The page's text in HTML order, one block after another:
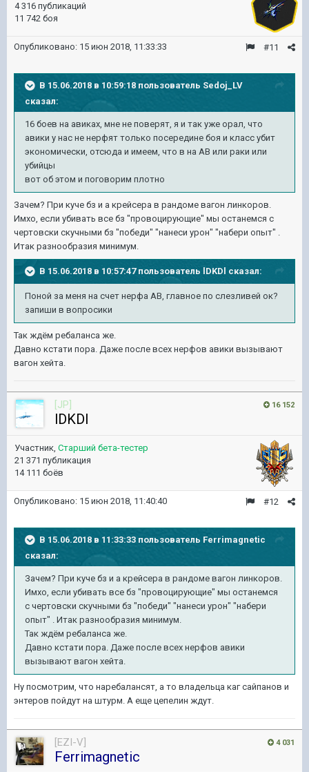
4 316 публикаций
11 742 боя
#11
Опубликовано: 15 июн 2018, 11:33:33
В 15.06.2018 в 10:59:18 пользователь Sedoj_LV
сказал:
16 боев на авиках, мне не поверят, я и так уже орал, что
авики у нас не нерфят только посередине боя и класс убит
экономически, отсюда и имеем, что в на АВ или раки или
убийцы
вот об этом и поговорим плотно
Зачем? При куче бз и а крейсера в рандоме вагон линкоров.
Имхо, если убивать все бз "провоцирующие" мы останемся с
чертовски скучными бз "победи" "нанеси урон" "набери опыт" .
Итак разнообразия минимум.
В 15.06.2018 в 10:57:47 пользователь lDKDl сказал:
Поной за меня на счет нерфа АВ, главное по слезливей ок?
запиши в вопросики
Так ждём ребаланса же.
Давно кстати пора. Даже после всех нерфов авики вызывают
вагон хейта.
16 152
[JP]
lDKDl
Участник, Старший бета-тестер
21 371 публикация
14 111 боёв
#12
Опубликовано: 15 июн 2018, 11:40:40
В 15.06.2018 в 11:33:33 пользователь Ferrimagnetic
сказал:
Зачем? При куче бз и а крейсера в рандоме вагон линкоров.
Имхо, если убивать все бз "провоцирующие" мы останемся
с чертовски скучными бз "победи" "нанеси урон" "набери
опыт" . Итак разнообразия минимум.
Так ждём ребаланса же.
Давно кстати пора. Даже после всех нерфов авики
вызывают вагон хейта.
Ну посмотрим, что наребалансят, а то владельца каг сайпанов и
энтеров пойдут на штурм. А еще цепелин ждут.
4 031
[EZI-V]
Ferrimagnetic